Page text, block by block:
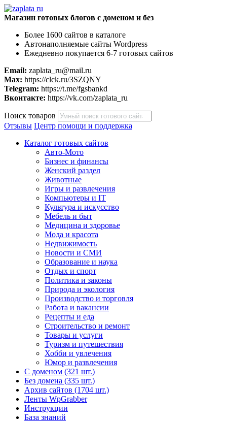
Магазин готовых блогов с доменом и без
Более 1600 сайтов в каталоге
Автонаполняемые сайты Wordpress
Ежедневно покупается 6-7 готовых сайтов
Email: zaplata_ru@mail.ru
Max: https://clck.ru/3SZQNY
Telegram: https://t.me/fgsbankd
Вконтакте: https://vk.com/zaplata_ru
Поиск товаров
Отзывы Центр помощи и поддержка
Каталог готовых сайтов
Авто-Мото
Бизнес и финансы
Женский раздел
Животные
Игры и развлечения
Компьютеры и IT
Культура и искусство
Мебель и быт
Медицина и здоровье
Мода и красота
Недвижимость
Новости и СМИ
Образование и наука
Отдых и спорт
Политика и законы
Природа и экология
Производство и торговля
Работа и вакансии
Рецепты и еда
Строительство и ремонт
Товары и услуги
Туризм и путешествия
Хобби и увлечения
Юмор и развлечения
С доменом (321 шт.)
Без домена (335 шт.)
Архив сайтов (1704 шт.)
Ленты WpGrabber
Инструкции
База знаний